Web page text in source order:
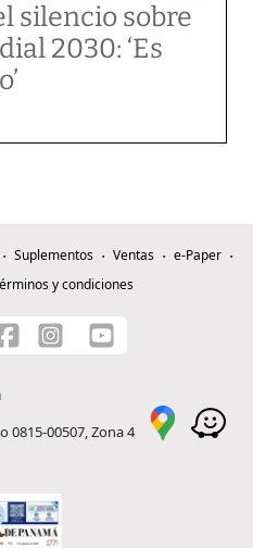
silencio sobre
2030: ‘Es
Suplementos Ventas
e-Paper
y condiciones
0815-00507, Zona 4